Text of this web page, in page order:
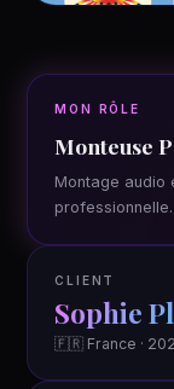
MON RÔLE
Monteuse
Montage audio
professionnelle.
CLIENT
Sophie
🇫🇷 France ·